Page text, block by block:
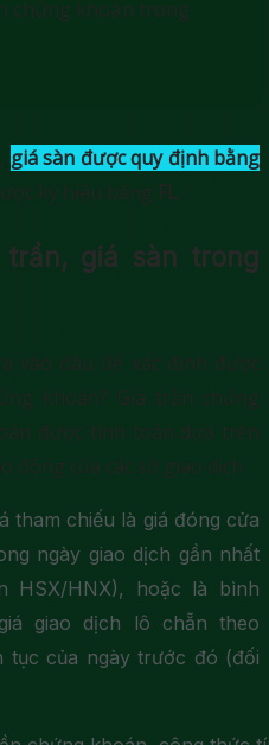
chứng khoán trong
giá sàn được quy định bằng
ký hiệu bằng FL.
giá sàn trong
vào đâu để xác định được
khoán? Giá trần chứng
được tính toán dựa trên
động của các sở giao dịch.
tham chiếu là giá đóng cửa
ngày giao dịch gần nhất
HSX/HNX), hoặc là bình
giao dịch lô chẵn theo
tục của ngày trước đó (đối